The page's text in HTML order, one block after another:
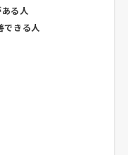
る人
できる人